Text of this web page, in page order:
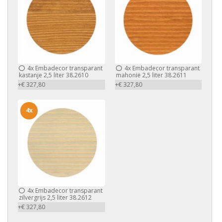
4x Embadecor transparant
kastanje 2,5 liter 38.2610
+€ 327,80
4xEmbadecor transparant
mahonie 2,5 liter 38.2611
+€ 327,80
4x Embadecor transparant
zilvergrijs 2,5 liter 38.2612
+€ 327,80
4x